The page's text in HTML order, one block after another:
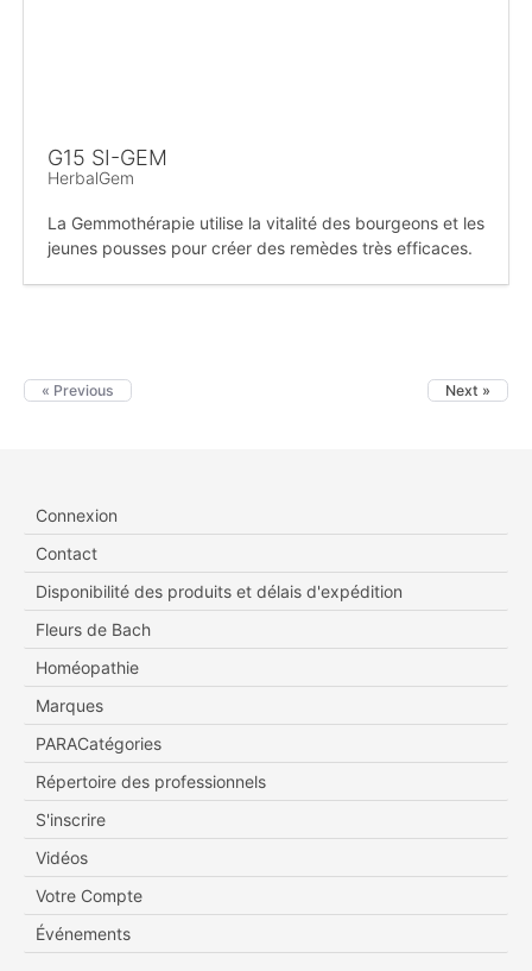
G15 SI-GEM
HerbalGem
La Gemmothérapie utilise la vitalité des bourgeons et les
jeunes pousses pour créer des remèdes très efficaces.
« Previous Next »
Connexion
Contact
Disponibilité des produits et délais d'expédition
Fleurs de Bach
Homéopathie
Marques
PARACatégories
Répertoire des professionnels
S'inscrire
Vidéos
Votre Compte
Événements